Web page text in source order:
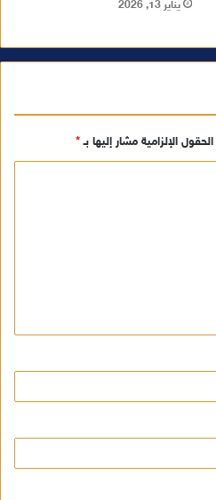
يناير 13, 2026
الحقول الإلزامية مشار إليها بـ*